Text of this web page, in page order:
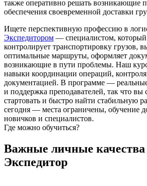
также оперативно решать возникающие
обеспечения своевременной доставки
Ищете перспективную профессию в
Экспедитором — специалистом, который
контролирует транспортировку грузов,
оптимальные маршруты, оформляет
возникающие в пути проблемы. Наш курс
навыки координации операций,
документацией. В программе —
и поддержка преподавателей, так что вы
стартовать и быстро найти стабильную
сегодня — места ограничены, обучение
новичков и специалистов.
Где можно обучиться?
Важные личные качества
Экспедитор